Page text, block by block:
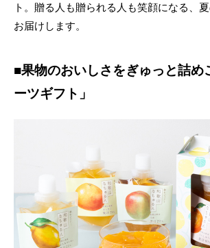
ト。贈る人も贈られる人も笑顔になる、
お届けします。
■果物のおいしさをぎゅっと詰め
ーツギフト」